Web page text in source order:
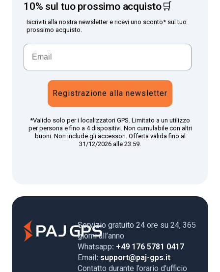
10% sul tuo prossimo acquisto🛒
Iscriviti alla nostra newsletter e ricevi uno sconto* sul tuo
prossimo acquisto.
Registrazione alla newsletter
*Valido solo per i localizzatori GPS. Limitato a un utilizzo
per persona e fino a 4 dispositivi. Non cumulabile con altri
buoni. Non include gli accessori. Offerta valida fino al
31/12/2026 alle 23:59.
Servizio gratuito 24 ore su 24, 365
giorni all’anno
Whatsapp: +49 176 5781 0417
Email: support@paj-gps.it
Contatto durante l’orario d’ufficio